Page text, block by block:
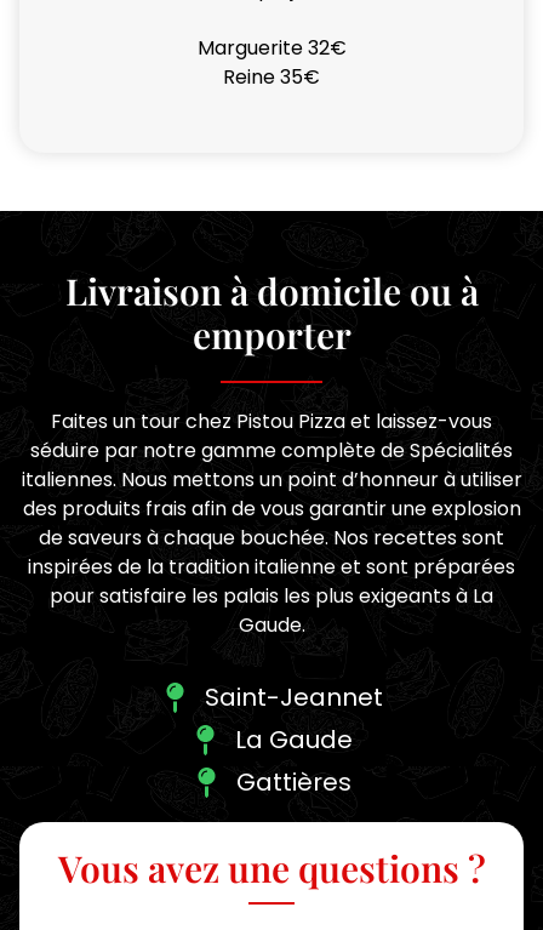
Marguerite 32€
Reine 35€
Livraison à domicile ou à
emporter
Faites un tour chez Pistou Pizza et laissez-vous
séduire par notre gamme complète de Spécialités
italiennes. Nous mettons un point d’honneur à utiliser
des produits frais afin de vous garantir une explosion
de saveurs à chaque bouchée. Nos recettes sont
inspirées de la tradition italienne et sont préparées
pour satisfaire les palais les plus exigeants à La
Gaude.
Saint-Jeannet
La Gaude
Gattières
Vous avez une questions ?